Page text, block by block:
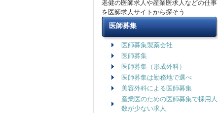
老健の医師求人や産業医求人などの仕事
を医師求人サイトから探そう
医師募集
医師募集製薬会社
医師募集
医師募集（形成外科）
医師募集は勤務地で選べ
美容外科による医師募集
産業医のための医師募集で採用人
数が少ない求人